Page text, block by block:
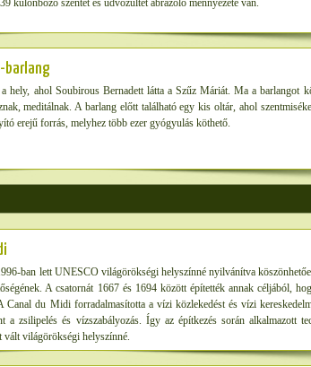
különböző szentet és üdvözültet ábrázoló mennyezete van.
barlang
hely, ahol Soubirous Bernadett látta a Szűz Máriát. Ma a barlangot
meditálnak. A barlang előtt található egy kis oltár, ahol
erejű forrás, melyhez több ezer gyógyulás köthető.
ban lett UNESCO világörökségi helyszínné nyilvánítva
A csatornát 1667 és 1694 között építették annak céljából,
Canal du Midi forradalmasította a vízi közlekedést és vízi
a zsilipelés és vízszabályozás. Így az építkezés során alkalmazott
vált világörökségi helyszínné.